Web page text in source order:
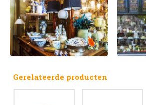
Gerelateerde producten